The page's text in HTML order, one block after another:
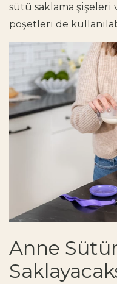
sütü saklama şişeleri
poşetleri de
Anne